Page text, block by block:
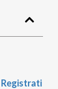
Registrati